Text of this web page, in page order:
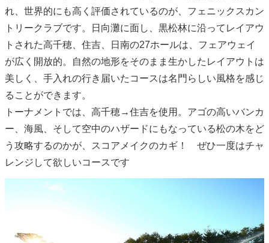
れ、世界的にも高く評価されているのが、フェニックスカン
トリークラブです。日向灘に面し、黒松林に沿ってレイアウ
トされた高千穂、住吉、日南の27ホールは、フェアウェイ
が広く開放的。自然の地形をそのまま生かしたレイアウトは
美しく、手入れの行き届いたコースは名門らしい風格を感じ
ることができます。
トーナメントでは、高千穂→住吉を使用。アゴの高いバンカ
ー、海風、そして空中のハザードにもなっている松の木をど
う攻略するのかが、スコアメイクのカギ！ ぜひ一度はチャ
レンジして欲しいコースです